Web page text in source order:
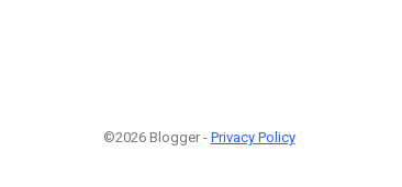
©2026 Blogger - Privacy Policy